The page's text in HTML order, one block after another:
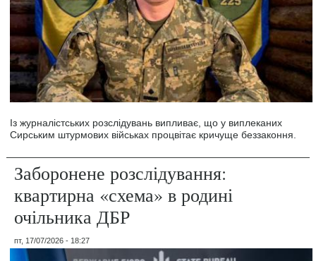
Із журналістських розслідувань випливає, що у виплеканих
Сирським штурмових військах процвітає кричуще беззаконня.
Заборонене розслідування:
квартирна «схема» в родині
очільника ДБР
пт, 17/07/2026 - 18:27